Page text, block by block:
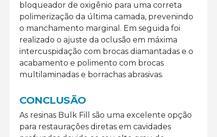
bloqueador de oxigênio para uma correta
polimerização da última camada, prevenindo
o manchamento marginal. Em seguida foi
realizado o ajuste da oclusão em máxima
intercuspidação com brocas diamantadas e o
acabamento e polimento com brocas
multilaminadas e borrachas abrasivas.
CONCLUSÃO
As resinas Bulk Fill são uma excelente opção
para restaurações diretas em cavidades